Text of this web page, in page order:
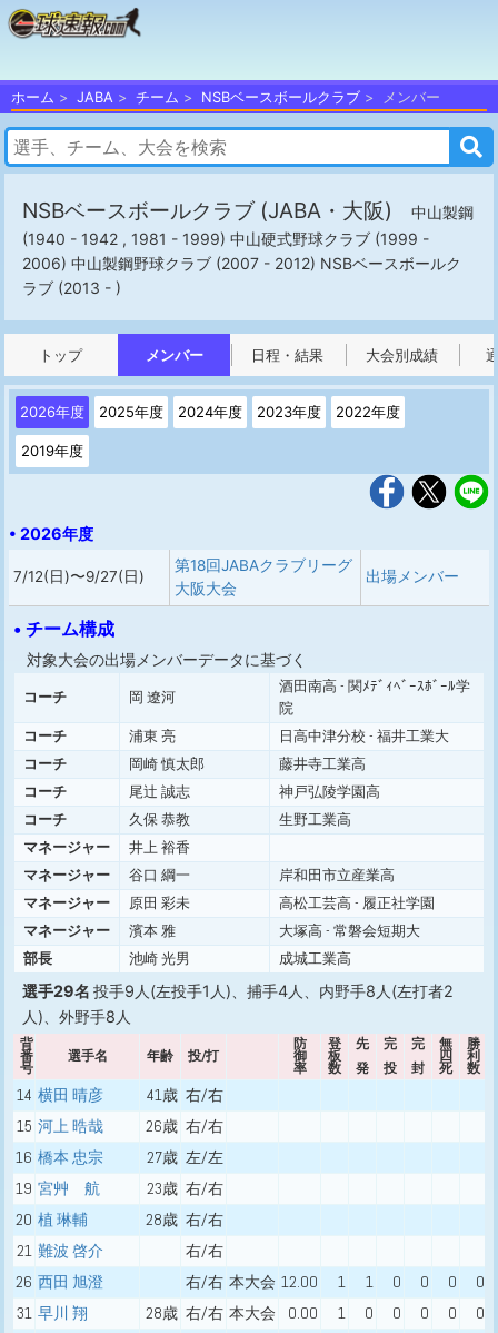
ホーム JABA チーム NSBベースボールクラブ メンバー
NSBベースボールクラブ (JABA・大阪)
中山製鋼
(1940 - 1942 , 1981 - 1999) 中山硬式野球クラブ (1999 -
2006) 中山製鋼野球クラブ (2007 - 2012) NSBベースボールク
ラブ (2013 - )
トップ メンバー 日程・結果 大会別成績
2026年度 2025年度 2024年度 2023年度 2022年度
2019年度
• 2026年度
7/12(日)〜9/27(日)
第18回JABAクラブリーグ
大阪大会
出場メンバー
• チーム構成
対象大会の出場メンバーデータに基づく
コーチ
岡 遼河
酒田南高 - 関ﾒﾃﾞｨﾍﾞｰｽﾎﾞｰﾙ学
院
コーチ
浦東 亮
日高中津分校 - 福井工業大
コーチ
岡崎 慎太郎
藤井寺工業高
コーチ
尾辻 誠志
神戸弘陵学園高
コーチ
久保 恭教
生野工業高
マネージャー
井上 裕香
マネージャー
谷口 綱一
岸和田市立産業高
マネージャー
原田 彩未
高松工芸高 - 履正社学園
マネージャー
濱本 雅
大塚高 - 常磐会短期大
部長
池崎 光男
成城工業高
選手29名 投手9人(左投手1人)、捕手4人、内野手8人(左打者2
人)、外野手8人
背
番
号
選手名 年齢 投/打
防
御
率
登
板
数
先
発
完
投
完
封
無
四
死
勝
利
数
14 横田 晴彦 41歳 右/右
15 河上 晧哉 26歳 右/右
16 橋本 忠宗 27歳 左/左
19 宮⾋ 航 23歳 右/右
20 植 琳輔 28歳 右/右
21 難波 啓介
右/右
26 西田 旭澄 右/右 本大会 12.00 1 1 0 0 0
0
31 早川 翔 28歳 右/右 本大会 0.00 1 0 0 0 0
0